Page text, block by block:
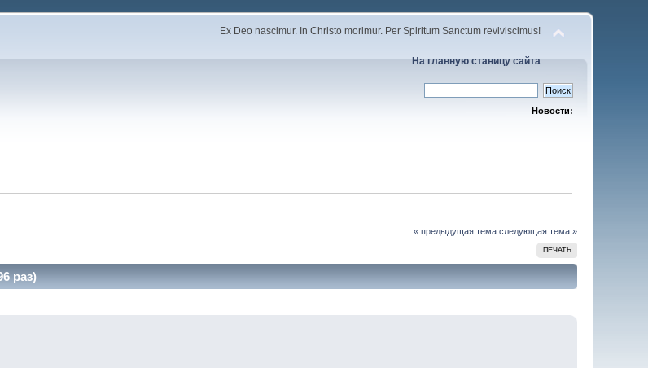
Ex Deo nascimur. In Christo morimur. Per Spiritum Sanctum reviviscimus!
На главную станицу сайта
Новости:
« предыдущая тема следующая тема »
ПЕЧАТЬ
раз)